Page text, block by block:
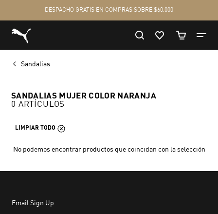
Sandalias
SANDALIAS MUJER COLOR NARANJA
0 ARTÍCULOS
LIMPIAR TODO
No podemos encontrar productos que coincidan con la selección